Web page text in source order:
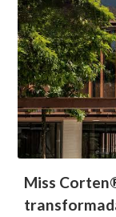
Miss